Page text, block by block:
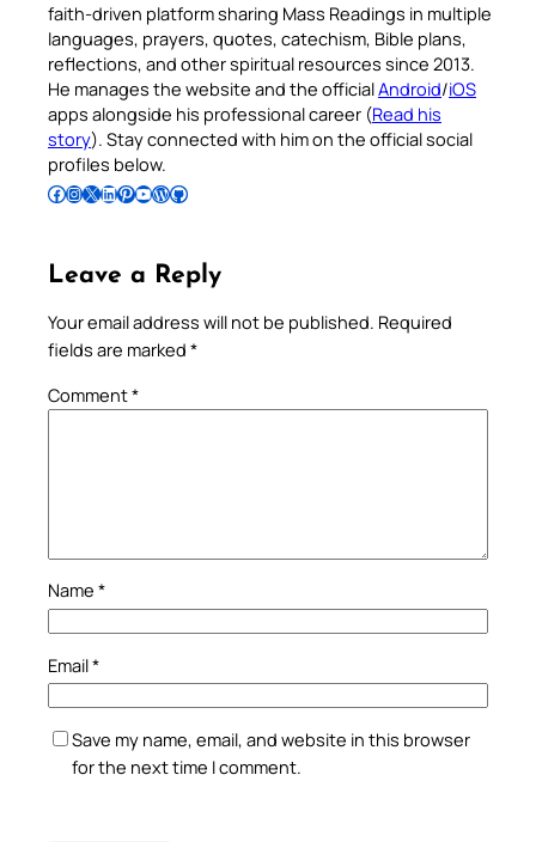
faith-driven platform sharing Mass Readings in multiple
languages, prayers, quotes, catechism, Bible plans,
reflections, and other spiritual resources since 2013.
He manages the website and the officialAndroid/iOS
apps alongside his professional career (Read his
story). Stay connected with him on the official social
profiles below.
Follow Pradeep on Facebook Follow Pradeep on InstagramFollow Pradeep on X Follow Pradeep on LinkedIn Follow Pradeep on Pinterest Subscribe to Pradeep’s Youtube Channel Follow Pradeep on WordPress Follow Pradeep on GitHub
Leave a Reply
Your email address will not be published. Required
fields are marked *
Comment*
Name *
Email*
Save my name, email, and website in this browser
for the next time I comment.